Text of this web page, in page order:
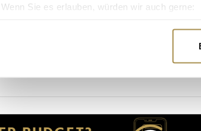
Wenn Sie es erlauben, würden wir auch gerne:
Erfahren Sie mehr darüber, wie Ihre
Wir verwenden Cookies, um Inhalte und
Website an unsere Partner für soziale Medien,